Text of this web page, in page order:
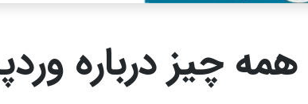
چیز درباره